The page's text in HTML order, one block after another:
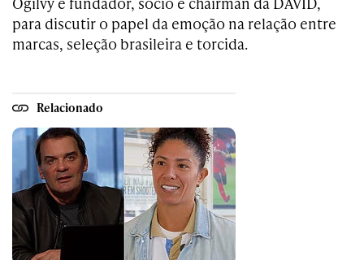
para discutir o papel da emoção na relação entre
marcas, seleção brasileira e torcida.
Relacionado